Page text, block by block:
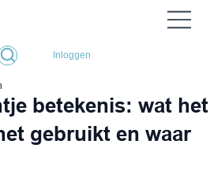
Inloggen
betekenis: wat het
gebruikt en waar